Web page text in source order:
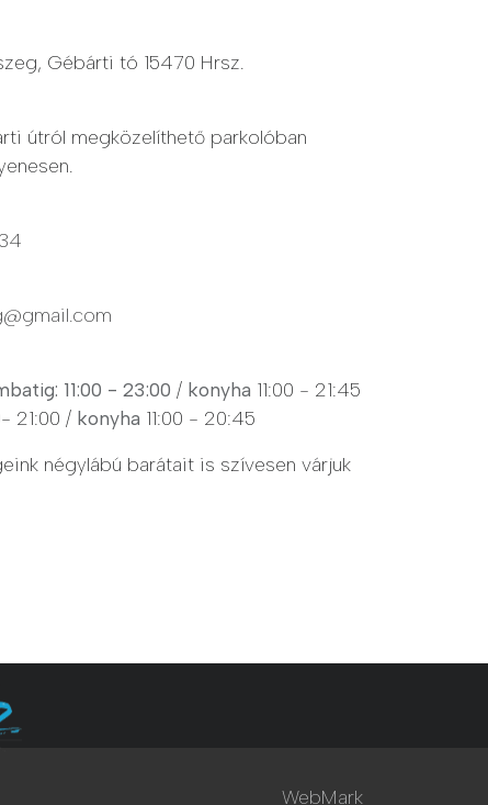
Gébárti tó 15470 Hrsz.
útról megközelíthető parkolóban
11:00 - 23:00 / konyha 11:00 - 21:45
21:00 / konyha 11:00 - 20:45
négylábú barátait is szívesen várjuk
WebMark